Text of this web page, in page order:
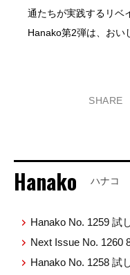
通たちが実践するリベ
Hanako第2弾は、おい
SHARE
Hanako ハナコ
Hanako No. 1259 試
Next Issue No. 1260
Hanako No. 1258 試